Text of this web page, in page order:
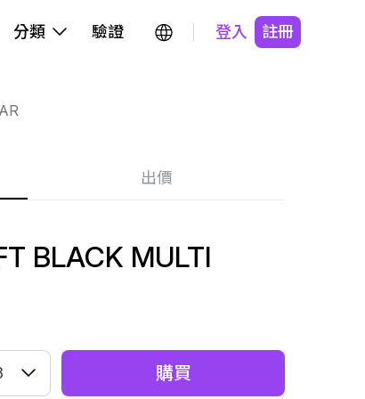
分類 驗證 登入 註冊
出價
BLACK MULTI
購買